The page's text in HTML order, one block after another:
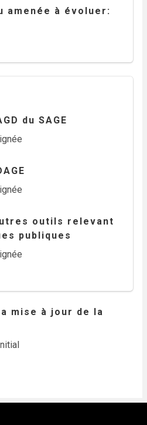
amenée à évoluer
du SAGE
outils relevant
publiques
mise à jour de la